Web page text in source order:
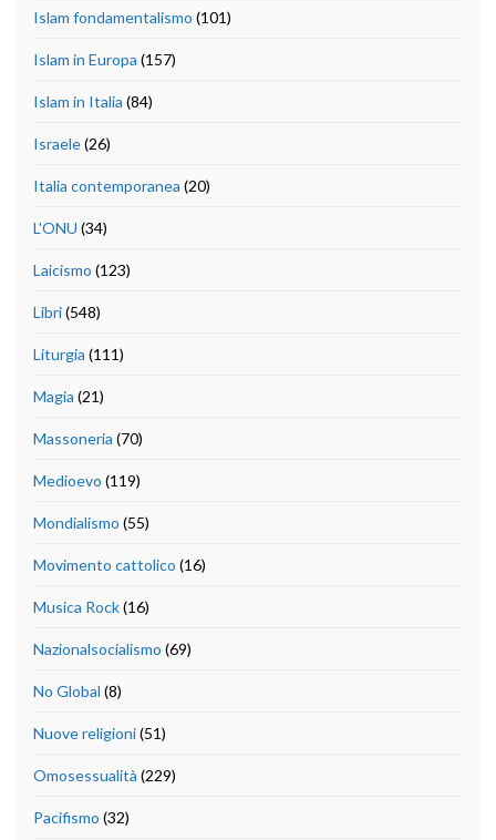
Islam fondamentalismo (101)
Islam in Europa (157)
Islam in Italia (84)
Israele(26)
Italia contemporanea (20)
L'ONU (34)
Laicismo (123)
Libri(548)
Liturgia (111)
Magia (21)
Massoneria (70)
Medioevo (119)
Mondialismo (55)
Movimento cattolico (16)
Musica Rock(16)
Nazionalsocialismo (69)
No Global (8)
Nuove religioni(51)
Omosessualità (229)
Pacifismo (32)